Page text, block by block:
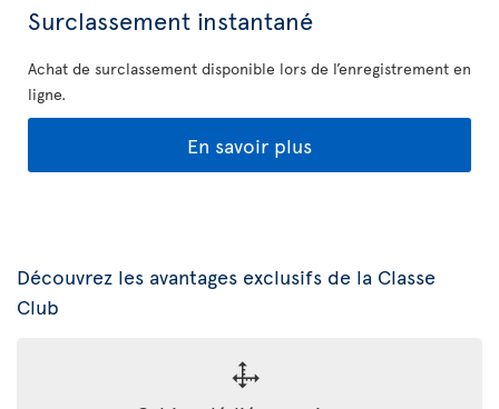
Surclassement instantané
Achat de surclassement disponible lors de l’enregistrement en
ligne.
En savoir plus
Découvrez les avantages exclusifs de la Classe
Club